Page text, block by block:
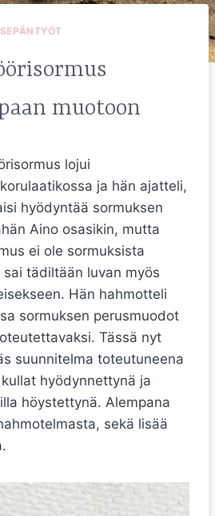
muotoon
lojui
ja hän ajatteli,
hyödyntää sormuksen
Aino osasikin, mutta
ei ole sormuksista
tädiltään luvan myös
Hän hahmotteli
sormuksen perusmuodot
Tässä nyt
suunnitelma toteutuneena
hyödynnettynä ja
höystettynä. Alempana
sekä lisää